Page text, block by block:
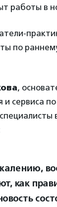
работы в
по
,
и сервиса
как